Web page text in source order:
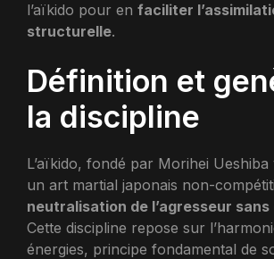
l’aïkido pour en faciliter
structurelle.
Définition et
la discipline
L’aïkido, fondé par Morihei Ueshiba
un art martial japonais non-
neutralisation de l’agresseur
Cette discipline repose sur
énergies, principe fondamental de